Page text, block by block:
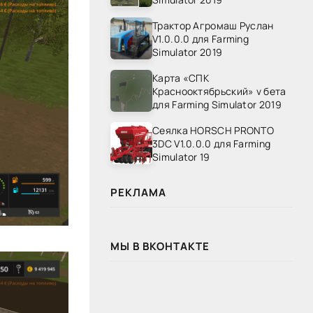
Трактор Агромаш Руслан
V1.0.0.0 для Farming
Simulator 2019
Карта «СПК
Краснооктябрьский» v бета
для Farming Simulator 2019
Сеялка HORSCH PRONTO
3DC V1.0.0.0 для Farming
Simulator 19
РЕКЛАМА
МЫ В ВКОНТАКТЕ